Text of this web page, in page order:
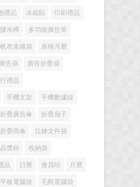
禮品 冰箱貼 印刷禮品
水樽 多功能廣告筆
帆布束繩袋 座檯月曆
廣告扇 廣告折疊扇
禮品
手機支架 手機數據線
折疊廣告傘 折疊扇子
折疊雨傘 拉鍊文件袋
獎杯 收納袋
品 日曆 會員咭 月曆
板電腦袋 毛氈電腦袋